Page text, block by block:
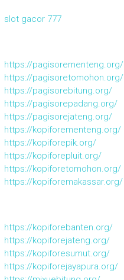
slot gacor 777
https://pagisorementeng.org/
https://pagisoretomohon.org/
https://pagisorebitung.org/
https://pagisorepadang.org/
https://pagisorejateng.org/
https://kopiforementeng.org/
https://kopiforepik.org/
https://kopiforepluit.org/
https://kopiforetomohon.org/
https://kopiforemakassar.org/
https://kopiforebanten.org/
https://kopiforejateng.org/
https://kopiforesumut.org/
https://kopiforejayapura.org/